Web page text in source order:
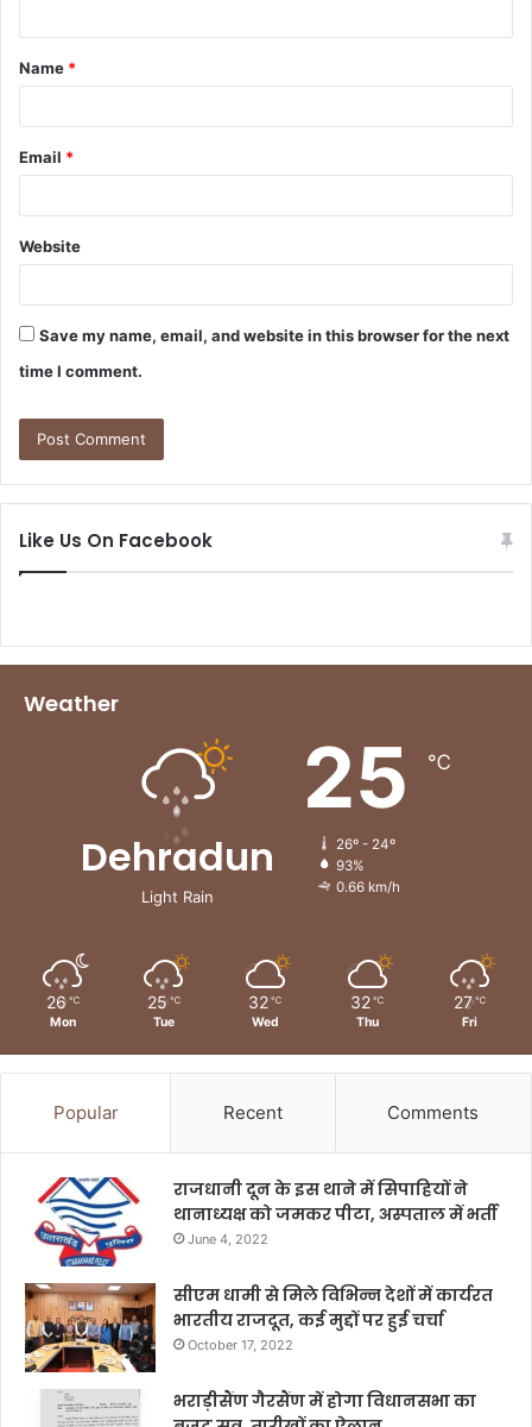
t
*
Name *
Email *
Website
Save my name, email, and website in this browser for the next
time I comment.
Like Us On Facebook
Weather
Dehradun
Light Rain
25 ℃
26º - 24º
93%
0.66 km/h
26 ℃
Mon
25 ℃
Tue
32 ℃
Wed
32 ℃
Thu
27 ℃
Fri
Popular Recent Comments
राजधानी दून के इस थाने में सिपाहियों ने
थानाध्यक्ष को जमकर पीटा, अस्पताल में भर्ती
June 4, 2022
सीएम धामी से मिले विभिन्न देशों में कार्यरत
भारतीय राजदूत, कई मुद्दों पर हुई चर्चा
October 17, 2022
भराड़ीसैंण गैरसैंण में होगा विधानसभा का